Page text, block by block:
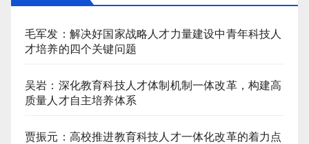
毛军发：解决好国家战略人才力量建设中青年科技人
才培养的四个关键问题
吴岩：深化教育科技人才体制机制一体改革，构建高
质量人才自主培养体系
贾振元：高校推进教育科技人才一体化改革的着力点